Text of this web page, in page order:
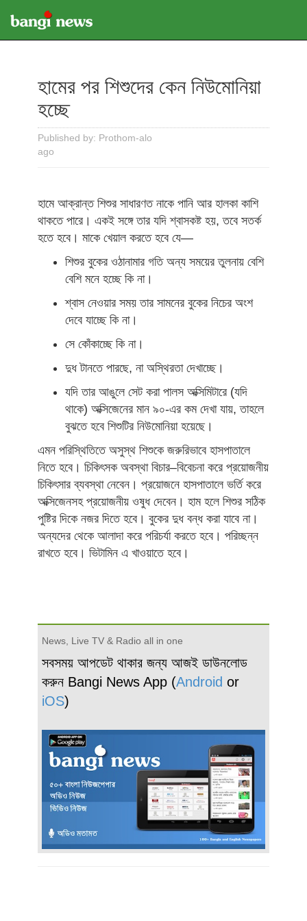
হামের পর শিশুদের কেন নিউমোনিয়া
হচ্ছে
Published by: Prothom-alo
ago
হামে আক্রান্ত শিশুর সাধারণত নাকে পানি আর হালকা কাশি
থাকতে পারে। একই সঙ্গে তার যদি শ্বাসকষ্ট হয়, তবে সতর্ক
হতে হবে। মাকে খেয়াল করতে হবে যে—
শিশুর বুকের ওঠানামার গতি অন্য সময়ের তুলনায় বেশি
বেশি মনে হচ্ছে কি না।
শ্বাস নেওয়ার সময় তার সামনের বুকের নিচের অংশ
দেবে যাচ্ছে কি না।
সে কোঁকাচ্ছে কি না।
দুধ টানতে পারছে, না অস্থিরতা দেখাচ্ছে।
যদি তার আঙুলে সেট করা পালস অক্সিমিটারে (যদি
থাকে) অক্সিজেনের মান ৯০-এর কম দেখা যায়, তাহলে
বুঝতে হবে শিশুটির নিউমোনিয়া হয়েছে।
এমন পরিস্থিতিতে অসুস্থ শিশুকে জরুরিভাবে হাসপাতালে
নিতে হবে। চিকিৎসক অবস্থা বিচার–বিবেচনা করে প্রয়োজনীয়
চিকিৎসার ব্যবস্থা নেবেন। প্রয়োজনে হাসপাতালে ভর্তি করে
অক্সিজেনসহ প্রয়োজনীয় ওষুধ দেবেন। হাম হলে শিশুর সঠিক
পুষ্টির দিকে নজর দিতে হবে। বুকের দুধ বন্ধ করা যাবে না।
অন্যদের থেকে আলাদা করে পরিচর্যা করতে হবে। পরিচ্ছন্ন
রাখতে হবে। ভিটামিন এ খাওয়াতে হবে।
News, Live TV & Radio all in one
সবসময় আপডেট থাকার জন্য আজই ডাউনলোড
করুন Bangi News App (Android or
iOS)